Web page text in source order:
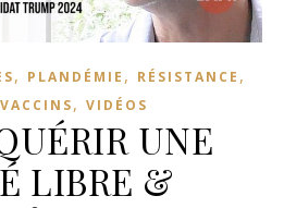
, PLANDÉMIE , RÉSISTANCE ,
VACCINS, VIDÉOS
UNE
LIBRE &